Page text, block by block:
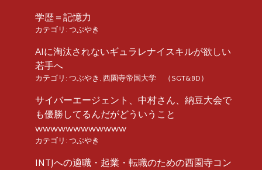
学歴＝記憶力
カテゴリ: つぶやき
AIに淘汰されないギュラレナイスキルが欲しい
若手へ
カテゴリ: つぶやき , 西園寺帝国大学 （SGT&BD）
サイバーエージェント、中村さん、納豆大会で
も優勝してるんだがどういうこと
wwwwwwwwwwww
カテゴリ: つぶやき
INTJへの適職・起業・転職のための西園寺コン